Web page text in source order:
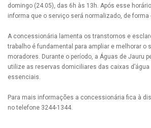
domingo (24.05), das 6h às 13h. Após esse
informa que o serviço será normalizado, de forma
A concessionária lamenta os transtornos e
trabalho é fundamental para ampliar e melhorar o
moradores. Durante o período, a Águas de Jauru
utilize as reservas domiciliares das caixas
essenciais.
Para mais informações a concessionária fica à
no telefone 3244-1344.